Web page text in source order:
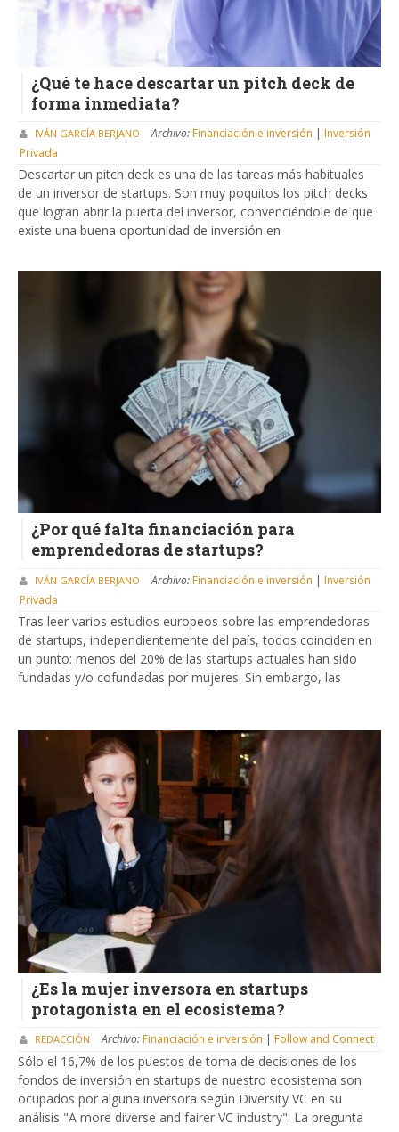
¿Qué te hace descartar un pitch deck de
forma inmediata?
IVÁN GARCÍA BERJANO Archivo:Financiación e inversión | Inversión
Privada
Descartar un pitch deck es una de las tareas más habituales
de un inversor de startups. Son muy poquitos los pitch decks
que logran abrir la puerta del inversor, convenciéndole de que
existe una buena oportunidad de inversión en
¿Por qué falta financiación para
emprendedoras de startups?
IVÁN GARCÍA BERJANO Archivo:Financiación e inversión | Inversión
Privada
Tras leer varios estudios europeos sobre las emprendedoras
de startups, independientemente del país, todos coinciden en
un punto: menos del 20% de las startups actuales han sido
fundadas y/o cofundadas por mujeres. Sin embargo, las
¿Es la mujer inversora en startups
protagonista en el ecosistema?
REDACCIÓN Archivo:Financiación e inversión | Follow and Connect
Sólo el 16,7% de los puestos de toma de decisiones de los
fondos de inversión en startups de nuestro ecosistema son
ocupados por alguna inversora según Diversity VC en su
análisis "A more diverse and fairer VC industry". La pregunta